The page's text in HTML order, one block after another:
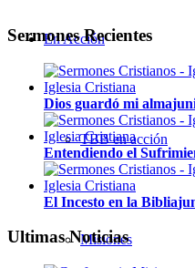
En Acción
TBB en acción
Misiones
Sermones Recientes
Dios guardó mi alma
Entendiendo el
El Incesto en la Biblia
Ultimas Noticias